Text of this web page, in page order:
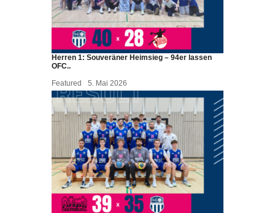
Herren 1: Souveräner Heimsieg – 94er lassen
OFC..
Featured
5. Mai 2026